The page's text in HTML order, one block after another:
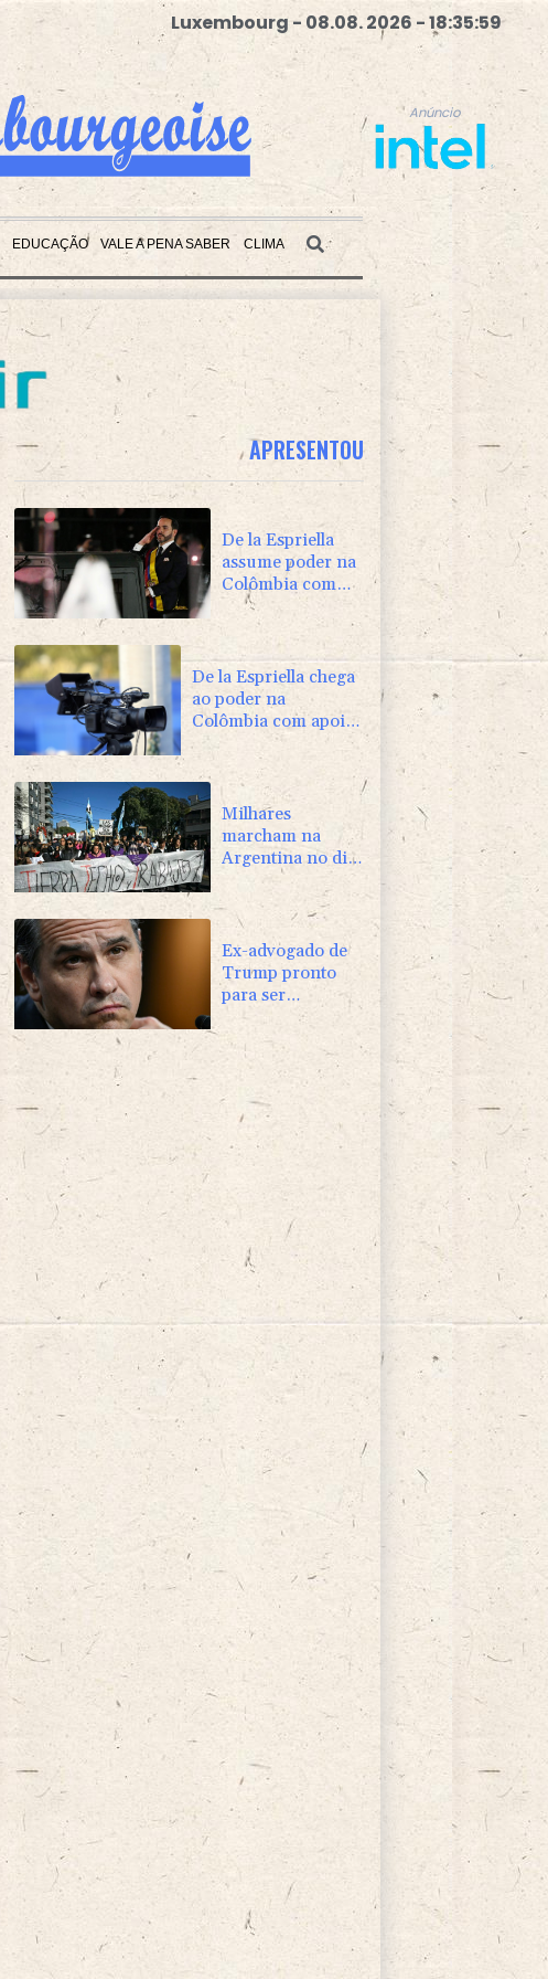
Luxembourg - 08.08. 2026 - 18:36:00
Anúncio
EDUCAÇÃO VALE A PENA SABER CLIMA
Anúncio
APRESENTOU
De la Espriella
assume poder na
Colômbia com
foco no
'narcoterrorismo'
De la Espriella chega
ao poder na
Colômbia com apoio
de Trump na guerra
contra o tráfico
Milhares
marcham na
Argentina no dia
de São Caetano,
padroeiro do pão
e do trabalho
Ex-advogado de
Trump pronto
para ser
confirmado como
procurador-geral
dos EUA